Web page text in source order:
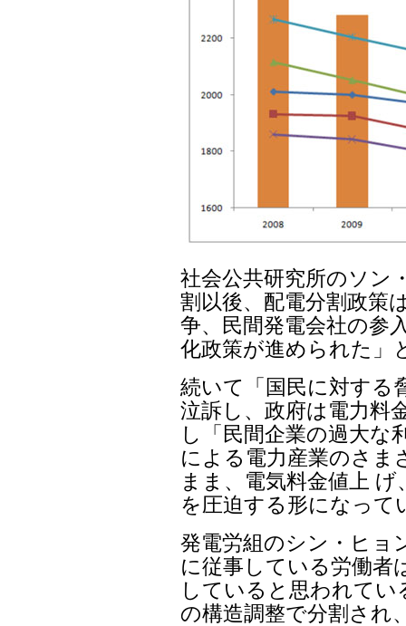
社会公共研究所のソン
割以後、配電分割政策
争、民間発電会社の参
化政策が進められた」
続いて「国民に対する
泣訴し、政府は電力料
し「民間企業の過大な
による電力産業のさま
まま、電気料金値上
を圧迫する形になって
発電労組のシン・ヒョ
に従事している労働者
していると思われて
の構造調整で分割され